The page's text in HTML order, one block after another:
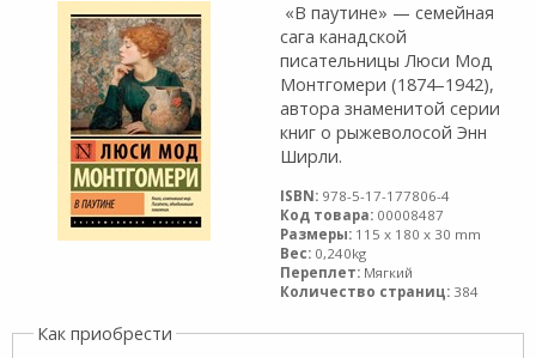
«В паутине» — семейная
сага канадской
писательницы Люси Мод
Монтгомери (1874–1942),
автора знаменитой серии
книг о рыжеволосой Энн
Ширли.
ISBN: 978-5-17-177806-4
Код товара: 00008487
Размеры: 115 x 180 x 30 mm
Вес: 0,240kg
Переплет: Мягкий
Количество страниц: 384
Как приобрести